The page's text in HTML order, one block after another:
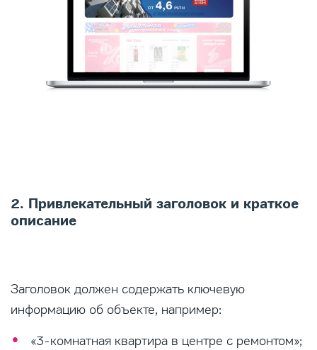
2. Привлекательный заголовок и краткое
описание
Заголовок должен содержать ключевую
информацию об объекте, например:
«3-комнатная квартира в центре с ремонтом»;